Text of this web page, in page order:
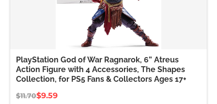
PlayStation God of War Ragnarok, 6” Atreus
Action Figure with 4 Accessories, The Shapes
Collection, for PS5 Fans & Collectors Ages 17+
$11.70$9.59